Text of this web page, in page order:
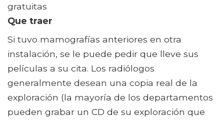
gratuitas
Que traer
Si tuvo mamografías anteriores en otra
instalación, se le puede pedir que lleve sus
películas a su cita. Los radiólogos
generalmente desean una copia real de la
exploración (la mayoría de los departamentos
pueden grabar un CD de su exploración que